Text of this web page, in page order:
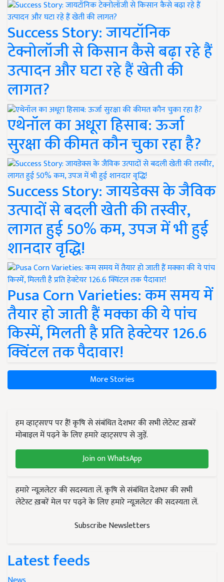
Success Story: जायटॉनिक
टेक्नोलॉजी से किसान कैसे बढ़ा रहे हैं
उत्पादन और घटा रहे हैं खेती की
लागत?
एथेनॉल का अधूरा हिसाब: ऊर्जा
सुरक्षा की कीमत कौन चुका रहा है?
Success Story: जायडेक्स के जैविक
उत्पादों से बदली खेती की तस्वीर,
लागत हुई 50% कम, उपज में भी हुई
शानदार वृद्धि!
Pusa Corn Varieties: कम समय में
तैयार हो जाती हैं मक्का की ये पांच
किस्में, मिलती है प्रति हेक्टेयर 126.6
क्विंटल तक पैदावार!
More Stories
हम व्हाट्सएप पर हैं! कृषि से संबंधित देशभर की सभी लेटेस्ट ख़बरें
मोबाइल में पढ़ने के लिए हमारे व्हाट्सएप से जुड़ें.
Join on WhatsApp
हमारे न्यूज़लेटर की सदस्यता लें. कृषि से संबंधित देशभर की सभी
लेटेस्ट ख़बरें मेल पर पढ़ने के लिए हमारे न्यूज़लेटर की सदस्यता लें.
Subscribe Newsletters
Latest feeds